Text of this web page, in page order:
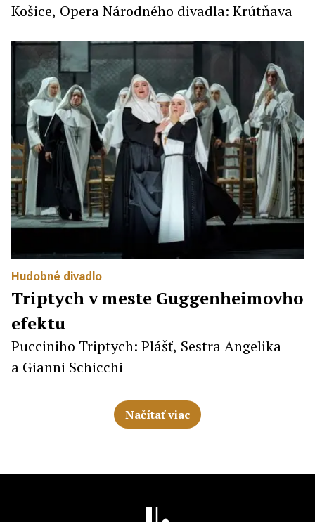
Košice, Opera Národného divadla: Krútňava
Hudobné divadlo
Triptych v meste Guggenheimovho
efektu
Pucciniho Triptych: Plášť, Sestra Angelika
a Gianni Schicchi
Načítať viac